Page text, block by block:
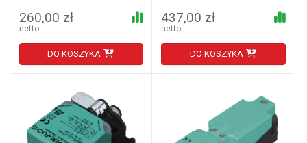
260,00 zł
netto
DO KOSZYKA
437,00 zł
netto
DO KOSZYKA